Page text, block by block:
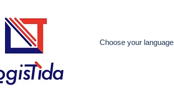
Choose your language